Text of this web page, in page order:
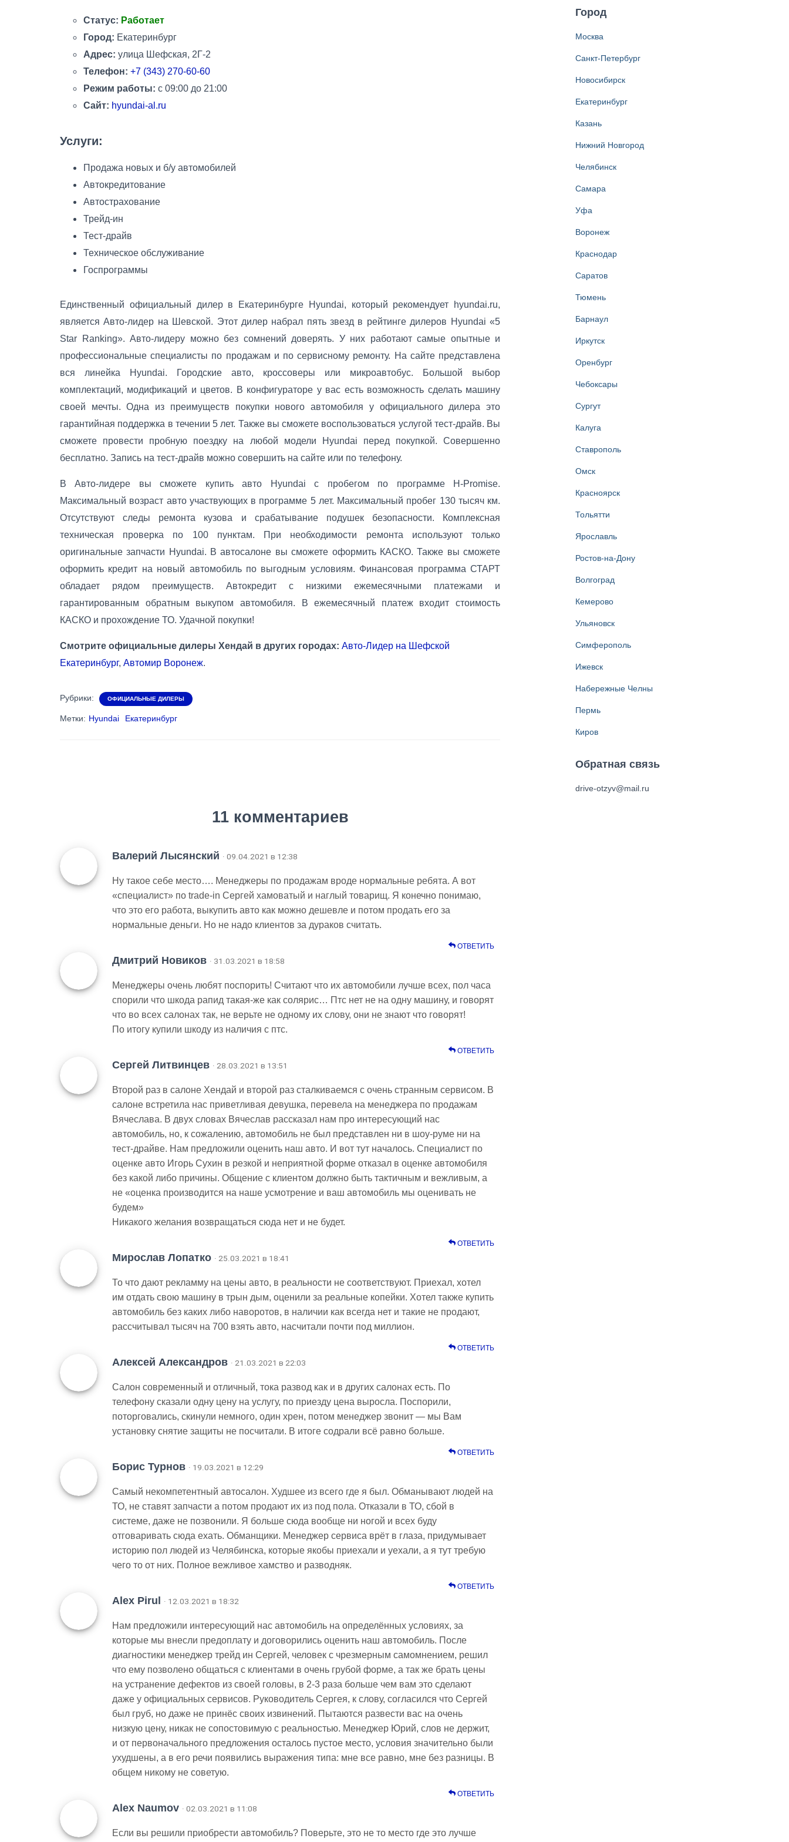
Статус: Работает
Город: Екатеринбург
Адрес: улица Шефская, 2Г-2
Телефон: +7 (343) 270-60-60
Режим работы: с 09:00 до 21:00
Сайт: hyundai-al.ru
Услуги:
Продажа новых и б/у автомобилей
Автокредитование
Автострахование
Трейд-ин
Тест-драйв
Техническое обслуживание
Госпрограммы
Единственный официальный дилер в Екатеринбурге Hyundai, который рекомендует hyundai.ru,
является Авто-лидер на Шевской. Этот дилер набрал пять звезд в рейтинге дилеров Hyundai «5
Star Ranking». Авто-лидеру можно без сомнений доверять. У них работают самые опытные и
профессиональные специалисты по продажам и по сервисному ремонту. На сайте представлена
вся линейка Hyundai. Городские авто, кроссоверы или микроавтобус. Большой выбор
комплектаций, модификаций и цветов. В конфигураторе у вас есть возможность сделать машину
своей мечты. Одна из преимуществ покупки нового автомобиля у официального дилера это
гарантийная поддержка в течении 5 лет. Также вы сможете воспользоваться услугой тест-драйв. Вы
сможете провести пробную поездку на любой модели Hyundai перед покупкой. Совершенно
бесплатно. Запись на тест-драйв можно совершить на сайте или по телефону.
В Авто-лидере вы сможете купить авто Hyundai с пробегом по программе H-Promise.
Максимальный возраст авто участвующих в программе 5 лет. Максимальный пробег 130 тысяч км.
Отсутствуют следы ремонта кузова и срабатывание подушек безопасности. Комплексная
техническая проверка по 100 пунктам. При необходимости ремонта используют только
оригинальные запчасти Hyundai. В автосалоне вы сможете оформить КАСКО. Также вы сможете
оформить кредит на новый автомобиль по выгодным условиям. Финансовая программа СТАРТ
обладает рядом преимуществ. Автокредит с низкими ежемесячными платежами и
гарантированным обратным выкупом автомобиля. В ежемесячный платеж входит стоимость
КАСКО и прохождение ТО. Удачной покупки!
Смотрите официальные дилеры Хендай в других городах: Авто-Лидер на Шефской
Екатеринбург, Автомир Воронеж.
Рубрики: ОФИЦИАЛЬНЫЕ ДИЛЕРЫ
Метки: Hyundai Екатеринбург
11 комментариев
Валерий Лысянский · 09.04.2021 в 12:38
Ну такое себе место…. Менеджеры по продажам вроде нормальные ребята. А вот
«специалист» по trade-in Сергей хамоватый и наглый товарищ. Я конечно понимаю,
что это его работа, выкупить авто как можно дешевле и потом продать его за
нормальные деньги. Но не надо клиентов за дураков считать.
ОТВЕТИТЬ
Дмитрий Новиков · 31.03.2021 в 18:58
Менеджеры очень любят поспорить! Считают что их автомобили лучше всех, пол часа
спорили что шкода рапид такая-же как солярис… Птс нет не на одну машину, и говорят
что во всех салонах так, не верьте не одному их слову, они не знают что говорят!
По итогу купили шкоду из наличия с птс.
ОТВЕТИТЬ
Сергей Литвинцев · 28.03.2021 в 13:51
Второй раз в салоне Хендай и второй раз сталкиваемся с очень странным сервисом. В
салоне встретила нас приветливая девушка, перевела на менеджера по продажам
Вячеслава. В двух словах Вячеслав рассказал нам про интересующий нас
автомобиль, но, к сожалению, автомобиль не был представлен ни в шоу-руме ни на
тест-драйве. Нам предложили оценить наш авто. И вот тут началось. Специалист по
оценке авто Игорь Сухин в резкой и неприятной форме отказал в оценке автомобиля
без какой либо причины. Общение с клиентом должно быть тактичным и вежливым, а
не «оценка производится на наше усмотрение и ваш автомобиль мы оценивать не
будем»
Никакого желания возвращаться сюда нет и не будет.
ОТВЕТИТЬ
Мирослав Лопатко · 25.03.2021 в 18:41
То что дают рекламму на цены авто, в реальности не соответствуют. Приехал, хотел
им отдать свою машину в трын дым, оценили за реальные копейки. Хотел также купить
автомобиль без каких либо наворотов, в наличии как всегда нет и такие не продают,
рассчитывал тысяч на 700 взять авто, насчитали почти под миллион.
ОТВЕТИТЬ
Алексей Александров · 21.03.2021 в 22:03
Салон современный и отличный, тока развод как и в других салонах есть. По
телефону сказали одну цену на услугу, по приезду цена выросла. Поспорили,
поторговались, скинули немного, один хрен, потом менеджер звонит — мы Вам
установку снятие защиты не посчитали. В итоге содрали всё равно больше.
ОТВЕТИТЬ
Борис Турнов · 19.03.2021 в 12:29
Самый некомпетентный автосалон. Худшее из всего где я был. Обманывают людей на
ТО, не ставят запчасти а потом продают их из под пола. Отказали в ТО, сбой в
системе, даже не позвонили. Я больше сюда вообще ни ногой и всех буду
отговаривать сюда ехать. Обманщики. Менеджер сервиса врёт в глаза, придумывает
историю пол людей из Челябинска, которые якобы приехали и уехали, а я тут требую
чего то от них. Полное вежливое хамство и разводняк.
ОТВЕТИТЬ
Alex Pirul · 12.03.2021 в 18:32
Нам предложили интересующий нас автомобиль на определённых условиях, за
которые мы внесли предоплату и договорились оценить наш автомобиль. После
диагностики менеджер трейд ин Сергей, человек с чрезмерным самомнением, решил
что ему позволено общаться с клиентами в очень грубой форме, а так же брать цены
на устранение дефектов из своей головы, в 2-3 раза больше чем вам это сделают
даже у официальных сервисов. Руководитель Сергея, к слову, согласился что Сергей
был груб, но даже не принёс своих извинений. Пытаются развести вас на очень
низкую цену, никак не сопостовимую с реальностью. Менеджер Юрий, слов не держит,
и от первоначального предложения осталось пустое место, условия значительно были
ухудшены, а в его речи появились выражения типа: мне все равно, мне без разницы. В
общем никому не советую.
ОТВЕТИТЬ
Alex Naumov · 02.03.2021 в 11:08
Если вы решили приобрести автомобиль? Поверьте, это не то место где это лучше
Город
Москва
Санкт-Петербург
Новосибирск
Екатеринбург
Казань
Нижний Новгород
Челябинск
Самара
Уфа
Воронеж
Краснодар
Саратов
Тюмень
Барнаул
Иркутск
Оренбург
Чебоксары
Сургут
Калуга
Ставрополь
Омск
Красноярск
Тольятти
Ярославль
Ростов-на-Дону
Волгоград
Кемерово
Ульяновск
Симферополь
Ижевск
Набережные Челны
Пермь
Киров
Обратная связь
drive-otzyv@mail.ru